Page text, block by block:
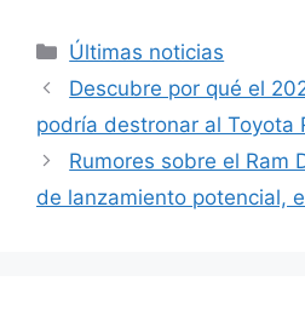
Categories
Últimas noticias
Descubre por qué el
podría destronar al Toyota
Rumores sobre el Ram
de lanzamiento potencial,